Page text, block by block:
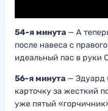
54-я минута — А
после навеса с
идеальный пас в руки
56-я минута — Эдуард
карточку за жесткий
уже пятый